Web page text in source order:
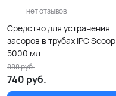
нет отзывов
Средство для устранения
засоров в трубах IPC Scoop
5000 мл
740 руб.
888руб.